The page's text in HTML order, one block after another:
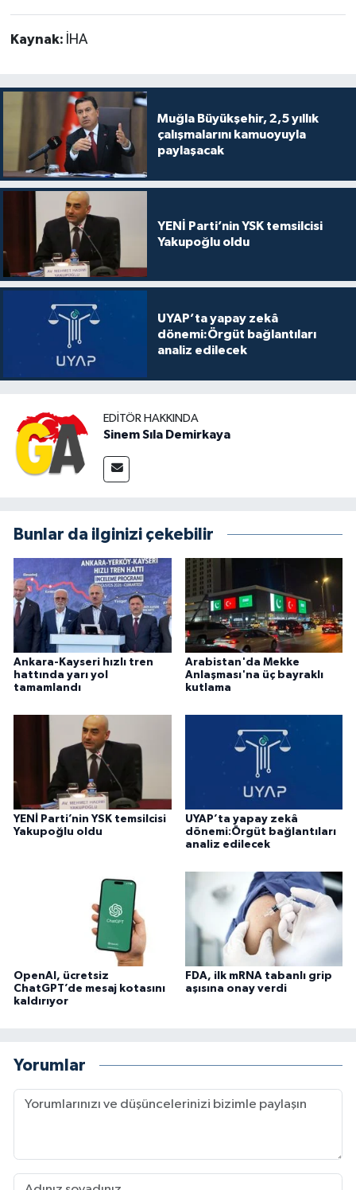
Kaynak: İHA
Muğla Büyükşehir, 2,5 yıllık
çalışmalarını kamuoyuyla
paylaşacak
YENİ Parti’nin YSK temsilcisi
Yakupoğlu oldu
UYAP’ta yapay zekâ
dönemi:Örgüt bağlantıları
analiz edilecek
EDITÖR HAKKINDA
Sinem Sıla Demirkaya
Bunlar da ilginizi çekebilir
Ankara-Kayseri hızlı tren
hattında yarı yol
tamamlandı
Arabistan'da Mekke
Anlaşması'na üç bayraklı
kutlama
YENİ Parti’nin YSK temsilcisi
Yakupoğlu oldu
UYAP’ta yapay zekâ
dönemi:Örgüt bağlantıları
analiz edilecek
OpenAI, ücretsiz
ChatGPT’de mesaj kotasını
kaldırıyor
FDA, ilk mRNA tabanlı grip
aşısına onay verdi
Yorumlar